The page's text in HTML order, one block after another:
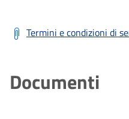
Termini e condizioni di
Documenti